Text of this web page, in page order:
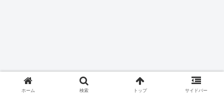
ホーム 検索 トップ サイドバー